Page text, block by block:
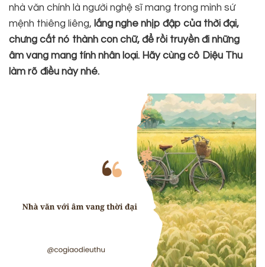
nhà văn chính là người nghệ sĩ mang trong mình sứ
mệnh thiêng liêng, lắng nghe nhịp đập của thời đại,
chưng cất nó thành con chữ, để rồi truyền đi những
âm vang mang tính nhân loại. Hãy cùng cô Diệu Thu
làm rõ điều này nhé.